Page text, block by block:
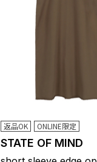
返品OK ONLINE限定
STATE OF MIND